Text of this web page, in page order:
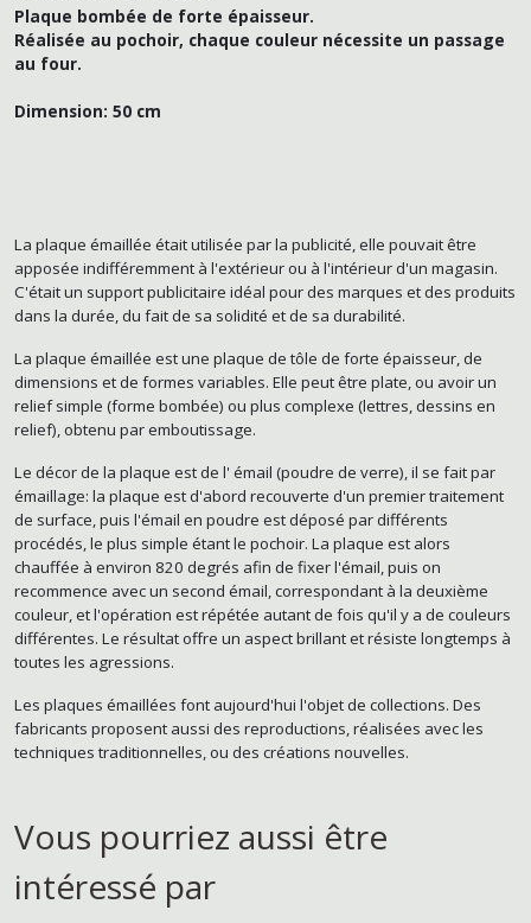
Plaque bombée de forte épaisseur.
Réalisée au pochoir, chaque couleur nécessite un passage
au four.
Dimension: 50 cm
La plaque émaillée était utilisée par la publicité, elle pouvait être
apposée indifféremment à l'extérieur ou à l'intérieur d'un magasin.
C'était un support publicitaire idéal pour des marques et des produits
dans la durée, du fait de sa solidité et de sa durabilité.
La plaque émaillée est une plaque de tôle de forte épaisseur, de
dimensions et de formes variables. Elle peut être plate, ou avoir un
relief simple (forme bombée) ou plus complexe (lettres, dessins en
relief), obtenu par emboutissage.
Le décor de la plaque est de l' émail (poudre de verre), il se fait par
émaillage: la plaque est d'abord recouverte d'un premier traitement
de surface, puis l'émail en poudre est déposé par différents
procédés, le plus simple étant le pochoir. La plaque est alors
chauffée à environ 820 degrés afin de fixer l'émail, puis on
recommence avec un second émail, correspondant à la deuxième
couleur, et l'opération est répétée autant de fois qu'il y a de couleurs
différentes. Le résultat offre un aspect brillant et résiste longtemps à
toutes les agressions.
Les plaques émaillées font aujourd'hui l'objet de collections. Des
fabricants proposent aussi des reproductions, réalisées avec les
techniques traditionnelles, ou des créations nouvelles.
Vous pourriez aussi être
intéressé par